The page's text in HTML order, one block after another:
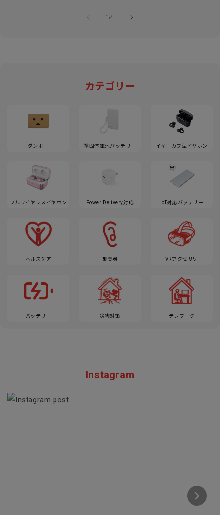
1 /
の4
カテゴリー
ダンボー 準固体電池バッテリー イヤーカフ型イヤホン
フルワイヤレスイヤホン Power Delivery対応 IoT対応バッテリー
ヘルスケア 集音器 VRアクセサリ
バッテリー 災害対策 テレワーク
Instagram